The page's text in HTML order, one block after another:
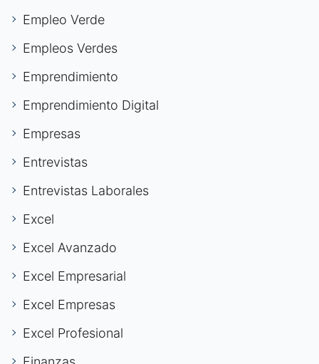
Empleo Verde
Empleos Verdes
Emprendimiento
Emprendimiento Digital
Empresas
Entrevistas
Entrevistas Laborales
Excel
Excel Avanzado
Excel Empresarial
Excel Empresas
Excel Profesional